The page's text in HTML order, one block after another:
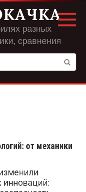
разных
сравнения
от механики